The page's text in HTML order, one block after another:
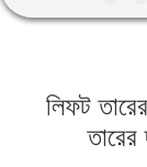
কারখানা
লিফট